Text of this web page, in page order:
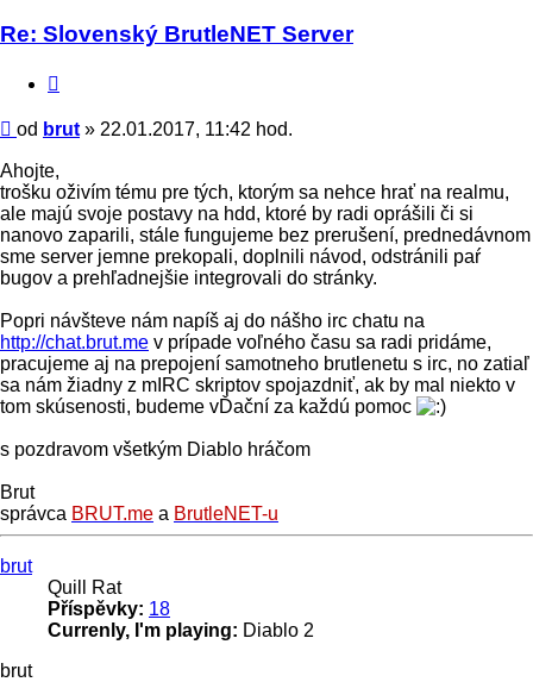
Re: Slovenský BrutleNET Server
Příspěvek
od brut » 22.01.2017, 11:42 hod.
Ahojte,
trošku oživím tému pre tých, ktorým sa nehce hrať na realmu,
ale majú svoje postavy na hdd, ktoré by radi oprášili či si
nanovo zaparili, stále fungujeme bez prerušení, prednedávnom
sme server jemne prekopali, doplnili návod, odstránili paŕ
bugov a prehľadnejšie integrovali do stránky.
Popri návšteve nám napíš aj do nášho irc chatu na
http://chat.brut.me v prípade voľného času sa radi pridáme,
pracujeme aj na prepojení samotneho brutlenetu s irc, no zatiaľ
sa nám žiadny z mIRC skriptov spojazdniť, ak by mal niekto v
tom skúsenosti, budeme vĎační za každú pomoc
s pozdravom všetkým Diablo hráčom
Brut
správca BRUT.me a BrutleNET-u
Nahoru
brut
Quill Rat
Příspěvky: 18
Currenly, I'm playing: Diablo 2
brut